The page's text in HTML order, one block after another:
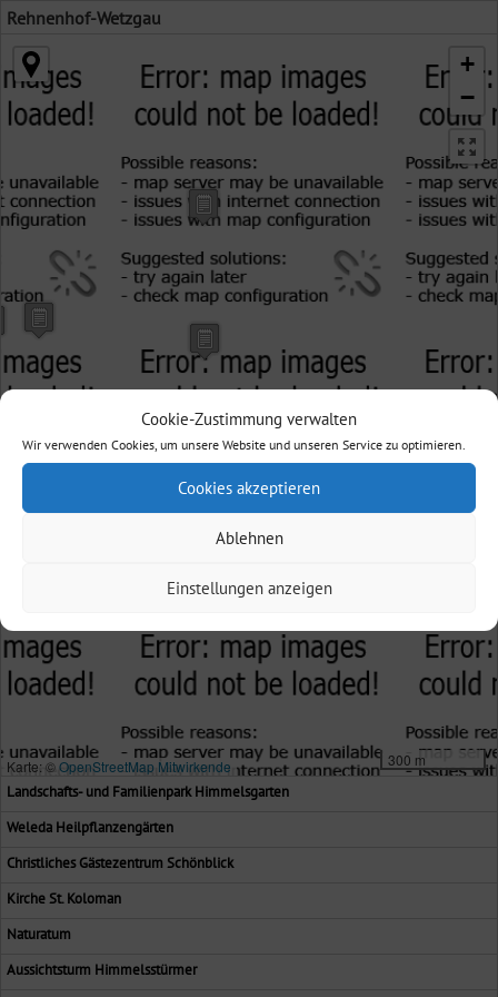
Cookie-Zustimmung verwalten
Wir verwenden Cookies, um unsere Website und unseren Service zu optimieren.
Cookies akzeptieren
Ablehnen
Einstellungen anzeigen
Rehnenhof-Wetzgau
+
−
Karte: ©OpenStreetMap Mitwirkende
300 m
Landschafts- und Familienpark Himmelsgarten
Weleda Heilpflanzengärten
Christliches Gästezentrum Schönblick
Kirche St. Koloman
Naturatum
Aussichtsturm Himmelsstürmer